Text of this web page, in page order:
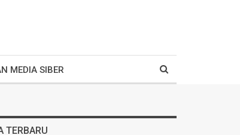
MEDIA SIBER
TERBARU